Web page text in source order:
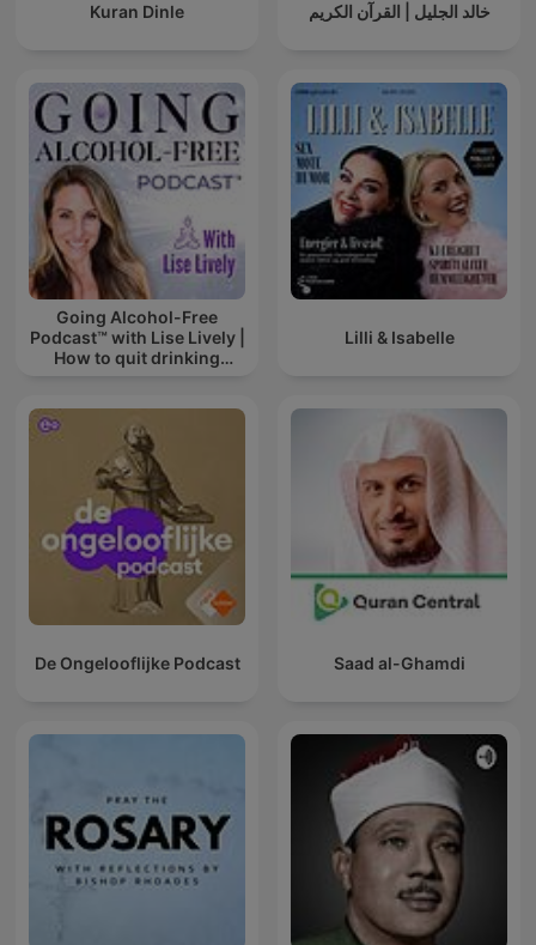
Kuran Dinle خالد الجليل | القرآن الكريم
Going Alcohol-Free
Podcast™ with Lise Lively |
How to quit drinking
Lilli & Isabelle
De Ongelooflijke Podcast Saad al-Ghamdi